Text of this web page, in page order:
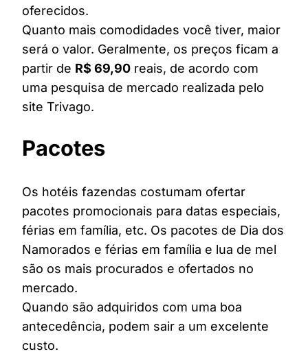
oferecidos.
Quanto mais comodidades você tiver, maior
será o valor. Geralmente, os preços ficam a
partir de R$ 69,90 reais, de acordo com
uma pesquisa de mercado realizada pelo
site Trivago.
Pacotes
Os hotéis fazendas costumam ofertar
pacotes promocionais para datas especiais,
férias em família, etc. Os pacotes de Dia dos
Namorados e férias em família e lua de mel
são os mais procurados e ofertados no
mercado.
Quando são adquiridos com uma boa
antecedência, podem sair a um excelente
custo.